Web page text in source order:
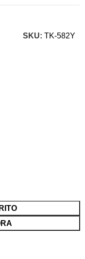
SKU: TK-582Y